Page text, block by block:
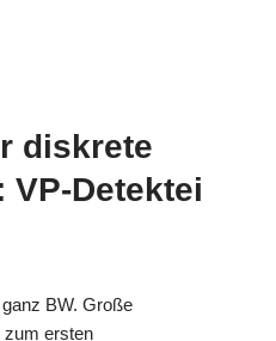
diskrete
Detektei
BW. Große
zum ersten